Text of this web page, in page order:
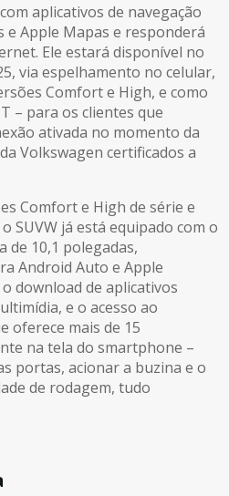
aplicativos de navegação
e Apple Mapas e responderá
Ele estará disponível no
via espelhamento no celular,
Comfort e High, e como
– para os clientes que
ativada no momento da
Volkswagen certificados a
Comfort e High de série e
SUVW já está equipado com o
de 10,1 polegadas,
Android Auto e Apple
download de aplicativos
e o acesso ao
oferece mais de 15
na tela do smartphone –
portas, acionar a buzina e o
de rodagem, tudo